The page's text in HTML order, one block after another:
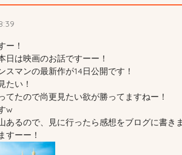
ー！
日は映画のお話ですーー！
スマンの最新作が14日公開です！
たい！
てたので尚更見たい欲が勝ってますねー！
w
あるので、見に行ったら感想をブログに書き
すーー！